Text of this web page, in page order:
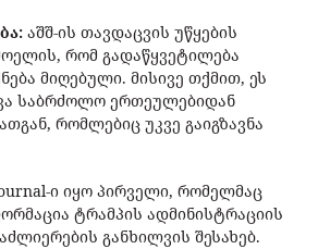
აშშ-ის თავდაცვის უწყების
რომ გადაწყვეტილება
მიღებული. მისივე თქმით, ეს
საბრძოლო ერთეულებიდან
რომლებიც უკვე გაიგზავნა
ი იყო პირველი, რომელმაც
ტრამპის ადმინისტრაციის
განხილვის შესახებ.